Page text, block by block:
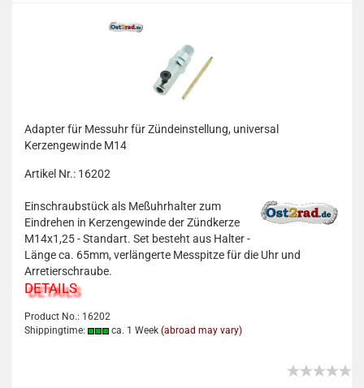
Adapter für Messuhr für Zündeinstellung, universal
Kerzengewinde M14
Artikel Nr.: 16202
Einschraubstück als Meßuhrhalter zum
Eindrehen in Kerzengewinde der Zündkerze
M14x1,25 - Standart. Set besteht aus Halter -
Länge ca. 65mm, verlängerte Messpitze für die Uhr und
Arretierschraube.
DETAILS
Product No.: 16202
Shippingtime:
ca. 1 Week (abroad may vary)